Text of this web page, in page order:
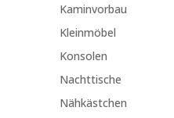
Kaminvorbau
Kleinmöbel
Konsolen
Nachttische
Nähkästchen